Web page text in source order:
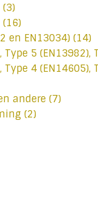
(3)
(16)
en EN13034) (14)
5 (EN13982),
4 (EN14605),
andere (7)
(2)